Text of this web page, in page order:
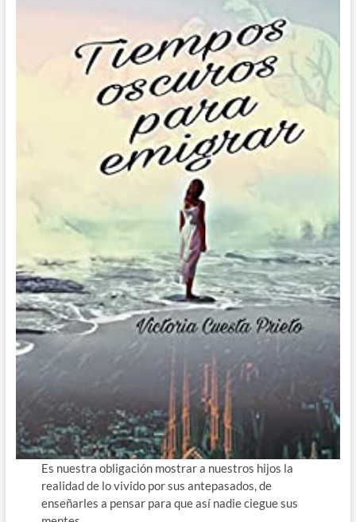
Es nuestra obligación mostrar a nuestros hijos la
realidad de lo vivido por sus antepasados, de
enseñarles a pensar para que así nadie ciegue sus